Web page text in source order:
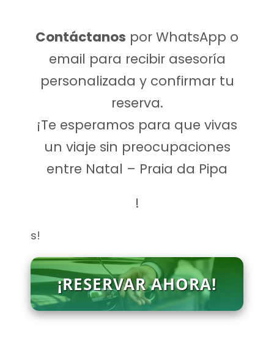
Contáctanos por WhatsApp o
email para recibir asesoría
personalizada y confirmar tu
reserva.
¡Te esperamos para que vivas
un viaje sin preocupaciones
entre Natal – Praia da Pipa
!
s!
¡RESERVAR AHORA!